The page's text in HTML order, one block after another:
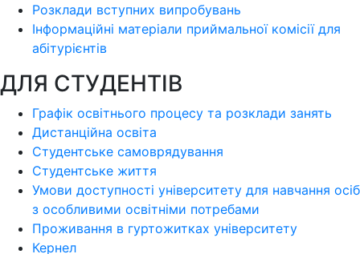
Розклади вступних випробувань
Інформаційні матеріали приймальної комісії для
абітурієнтів
ДЛЯ СТУДЕНТІВ
Графік освітнього процесу та розклади занять
Дистанційна освіта
Студентське самоврядування
Студентське життя
Умови доступності університету для навчання осіб
з особливими освітніми потребами
Проживання в гуртожитках університету
Кернел